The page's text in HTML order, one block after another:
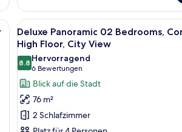
Bay,
Marina
Bay
View,
Balcony
großen Bett, Blick auf die Stadt und einem
Alle
Fotos
für
Deluxe
Panoramic
02
Bedrooms,
Connecting
6
Deluxe Panoramic 02 Bedrooms,
High Floor, City View
8.88.8 von 10
Hervorragend
6 Bewertungen
(6
Bewertungen)
Blick auf die Stadt
76 m²
2 Schlafzimmer